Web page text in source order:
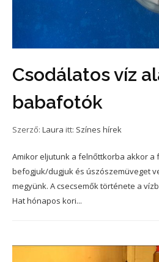
Csodálatos víz
babafotók
Szerző: Laura itt: Színes hírek
Amikor eljutunk a felnőttkorba akkor a
befogjuk/dugjuk és úszószemüveget
megyünk. A csecsemők története a
Hat hónapos kori...